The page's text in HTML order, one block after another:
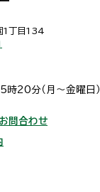
1丁目134
20分（月～金曜日）
問合わせ